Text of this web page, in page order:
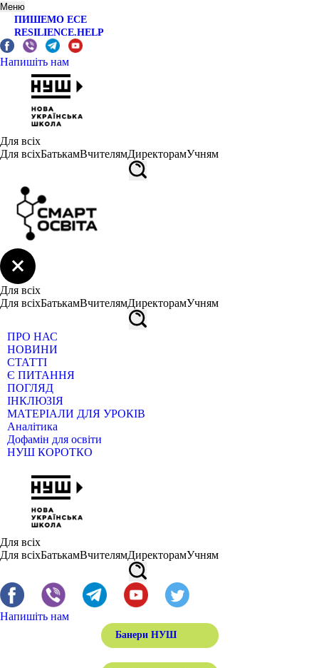
Меню
ПИШЕМО ЕСЕ
RESILIENCE.HELP
Напишіть нам
Для всіх
Для всіхБатькамВчителямДиректорамУчням
Для всіх
Для всіхБатькамВчителямДиректорамУчням
ПРО НАС
НОВИНИ
СТАТТІ
Є ПИТАННЯ
ПОГЛЯД
ІНКЛЮЗІЯ
МАТЕРІАЛИ ДЛЯ УРОКІВ
Аналітика
Дофамін для освіти
НУШ КОРОТКО
Для всіх
Для всіхБатькамВчителямДиректорамУчням
Напишіть нам
Банери НУШ